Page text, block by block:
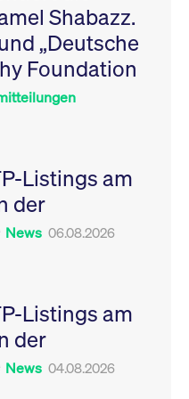
Shabazz.
„Deutsche
Foundation
Listings am
der
News 06.08.2026
Listings am
der
News 04.08.2026
Leistung der Website
zu messen. Es handelt
sich um ein Muster-
Cookie, bei dem auf
das Präfix _pk_ses
eine kurze Reihe von
6
Monate
Dieses Cookie dient
Speicherung der
Einwilligungs- und
des Nutzers für ihre
Interaktion mit der
Sitzungen geehrt